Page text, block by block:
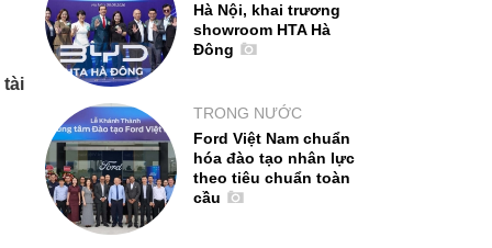
tài
Hà Nội, khai trương
showroom HTA Hà
Đông
TRONG NƯỚC
Ford Việt Nam chuẩn
hóa đào tạo nhân lực
theo tiêu chuẩn toàn
cầu